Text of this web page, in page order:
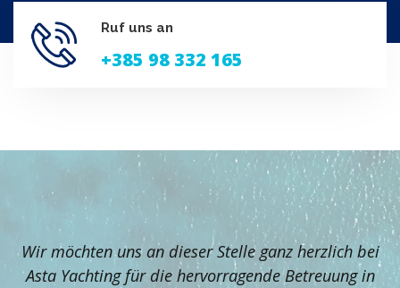
Ruf uns an
+385 98 332 165
Wir möchten uns an dieser Stelle ganz herzlich bei
Asta Yachting für die hervorragende Betreuung in